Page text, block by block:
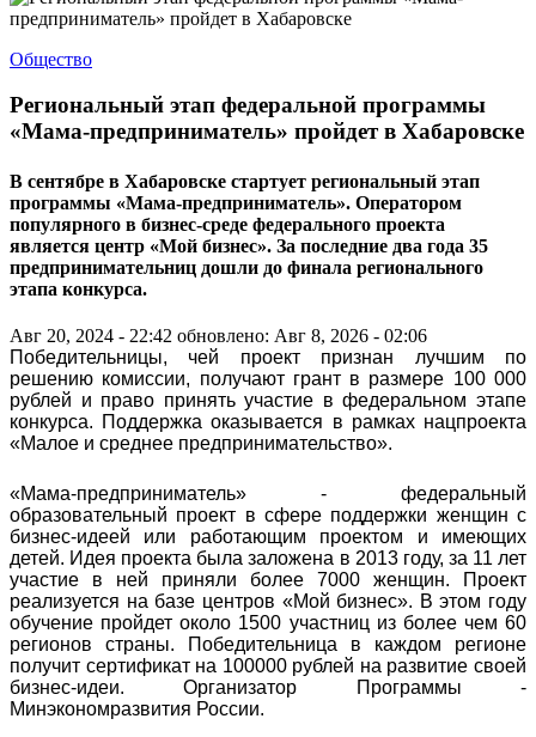
Общество
Региональный этап федеральной программы
«Мама-предприниматель» пройдет в Хабаровске
В сентябре в Хабаровске стартует региональный этап
программы «Мама-предприниматель». Оператором
популярного в бизнес-среде федерального проекта
является центр «Мой бизнес». За последние два года 35
предпринимательниц дошли до финала регионального
этапа конкурса.
Авг 20, 2024 - 22:42 обновлено: Авг 8, 2026 - 02:06
Победительницы, чей проект признан лучшим по
решению комиссии, получают грант в размере 100 000
рублей и право принять участие в федеральном этапе
конкурса. Поддержка оказывается в рамках нацпроекта
«Малое и среднее предпринимательство».
«Мама-предприниматель» - федеральный
образовательный проект в сфере поддержки женщин с
бизнес-идеей или работающим проектом и имеющих
детей. Идея проекта была заложена в 2013 году, за 11 лет
участие в ней приняли более 7000 женщин. Проект
реализуется на базе центров «Мой бизнес». В этом году
обучение пройдет около 1500 участниц из более чем 60
регионов страны. Победительница в каждом регионе
получит сертификат на 100000 рублей на развитие своей
бизнес-идеи. Организатор Программы -
Минэкономразвития России.